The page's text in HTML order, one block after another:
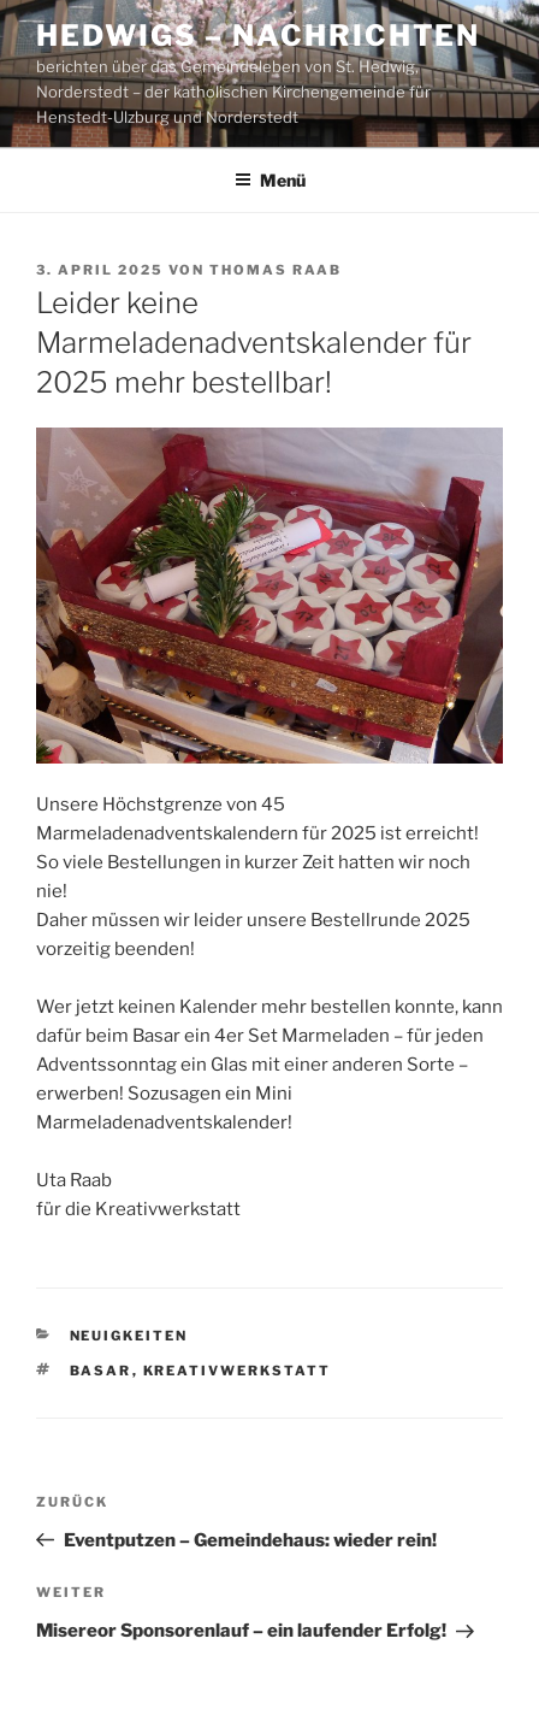
Zum
Inhalt
springen
HEDWIGS – NACHRICHTEN
berichten über das Gemeindeleben von St. Hedwig,
Norderstedt – der katholischen Kirchengemeinde für
Henstedt-Ulzburg und Norderstedt
Menü
VERÖFFENTLICHT
AM
3. APRIL 2025 VON THOMAS RAAB
Leider keine
Marmeladenadventskalender für
2025 mehr bestellbar!
Unsere Höchstgrenze von 45
Marmeladenadventskalendern für 2025 ist erreicht!
So viele Bestellungen in kurzer Zeit hatten wir noch
nie!
Daher müssen wir leider unsere Bestellrunde 2025
vorzeitig beenden!
Wer jetzt keinen Kalender mehr bestellen konnte, kann
dafür beim Basar ein 4er Set Marmeladen – für jeden
Adventssonntag ein Glas mit einer anderen Sorte –
erwerben! Sozusagen ein Mini
Marmeladenadventskalender!
Uta Raab
für die Kreativwerkstatt
KATEGORIEN
NEUIGKEITEN
SCHLAGWÖRTER
BASAR , KREATIVWERKSTATT
Beitragsnavigation
Vorheriger
Beitrag
ZURÜCK
Eventputzen – Gemeindehaus: wieder rein!
Nächster
Beitrag
WEITER
Misereor Sponsorenlauf – ein laufender Erfolg!